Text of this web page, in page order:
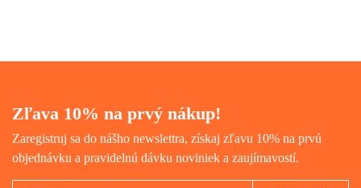
Zľava 10% na prvý nákup!
Zaregistruj sa do nášho newslettra, získaj zľavu 10% na prvú
objednávku a pravidelnú dávku noviniek a zaujímavostí.